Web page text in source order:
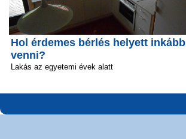
Hol érdemes bérlés helyett inkább
venni?
Lakás az egyetemi évek alatt